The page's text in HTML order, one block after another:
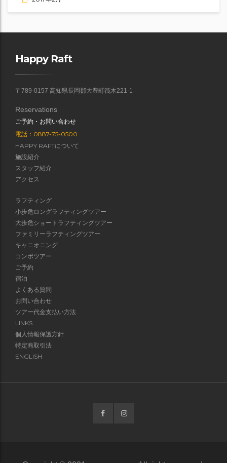
Happy Raft
〒789-0157 高知県長岡郡大豊町筏木221-1
Reservations
ご予約・お問い合わせ
電話：0887-75-0500
HAPPY RAFTについて
施設紹介
スタッフ紹介
アクセス
ラフティング
小歩危ロングラフティングツアー
大歩危ショートラフティングツアー
ファミリーラフティングツアー
キャニオニング
コンボツアー
ご予約
宿泊
よくある質問
お問い合わせ
ツアー代金支払い方法
LINKS
個人情報保護方針
特定商取引法
ENGLISH